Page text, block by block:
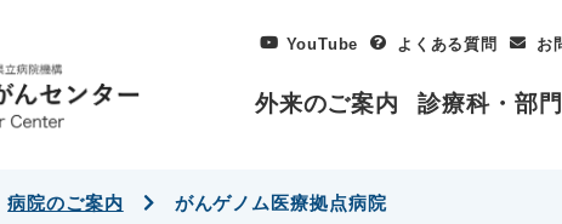
YouTube よくある質問 お
外来のご案内 診療科・部門
病院のご案内 がんゲノム医療拠点病院